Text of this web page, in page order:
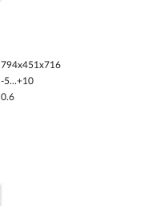
794x451x716
-5...+10
0.6